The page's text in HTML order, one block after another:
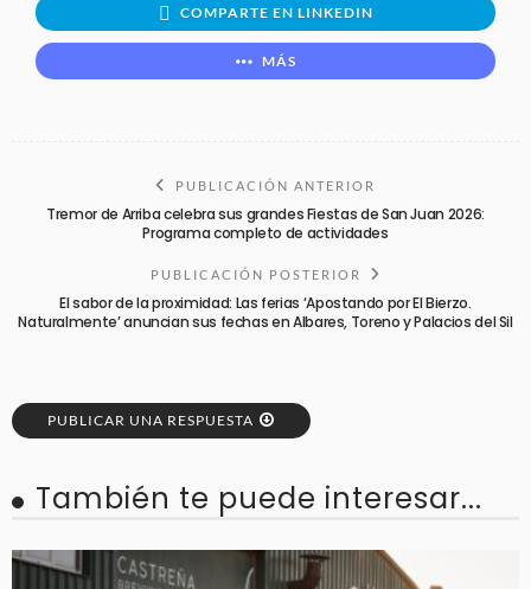
COMPARTE EN LINKEDIN
MÁS
PUBLICACIÓN ANTERIOR
Tremor de Arriba celebra sus grandes Fiestas de San Juan 2026:
Programa completo de actividades
PUBLICACIÓN POSTERIOR
El sabor de la proximidad: Las ferias ‘Apostando por El Bierzo.
Naturalmente’ anuncian sus fechas en Albares, Toreno y Palacios del Sil
PUBLICAR UNA RESPUESTA
También te puede interesar...